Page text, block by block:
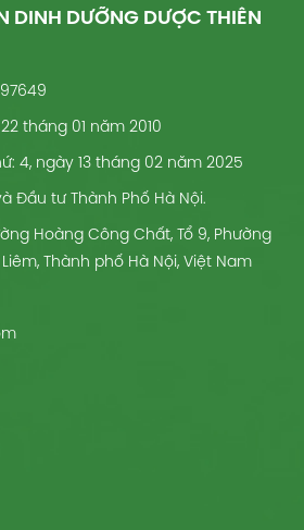
DINH DƯỠNG DƯỢC THIÊN
tháng 01 năm 2010
4, ngày 13 tháng 02 năm 2025
Đầu tư Thành Phố Hà Nội.
Hoàng Công Chất, Tổ 9, Phường
Thành phố Hà Nội, Việt Nam